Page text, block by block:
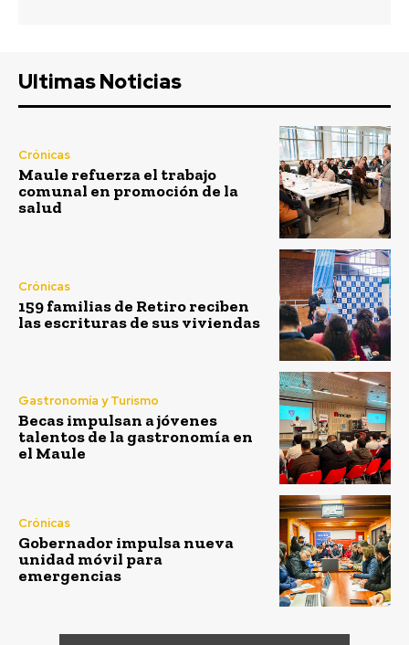
Ultimas Noticias
Crónicas
Maule refuerza el trabajo
comunal en promoción de la
salud
Crónicas
159 familias de Retiro reciben
las escrituras de sus viviendas
Gastronomía y Turismo
Becas impulsan a jóvenes
talentos de la gastronomía en
el Maule
Crónicas
Gobernador impulsa nueva
unidad móvil para
emergencias